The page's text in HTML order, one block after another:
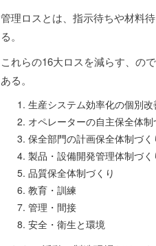
管理ロスとは、指示待ちや材料
る。
これらの16大ロスを減らす、の
ある。
生産システム効率化の個別改
オペレーターの自主保全体制
保全部門の計画保全体制づく
製品・設備開発管理体制づく
品質保全体制づくり
教育・訓練
管理・間接
安全・衛生と環境